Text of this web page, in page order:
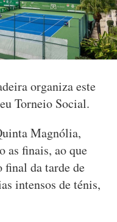
organiza este
Torneio Social.
Magnólia,
as finais, ao que
final da tarde de
intensos de ténis,